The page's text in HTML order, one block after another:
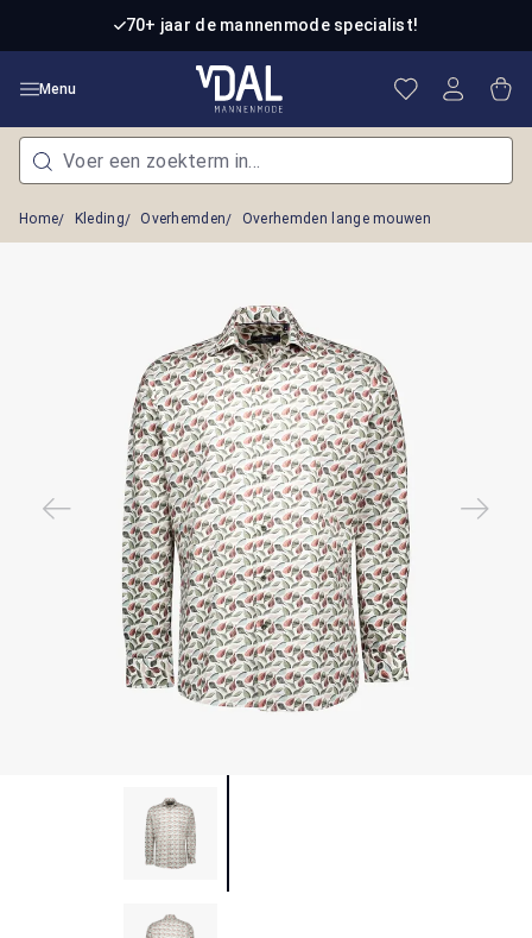
Ga naar de hoofdinhoud70+ jaar de mannenmode specialist!
Menu Je hebt 0
Home Kleding Overhemden Overhemden lange mouwen